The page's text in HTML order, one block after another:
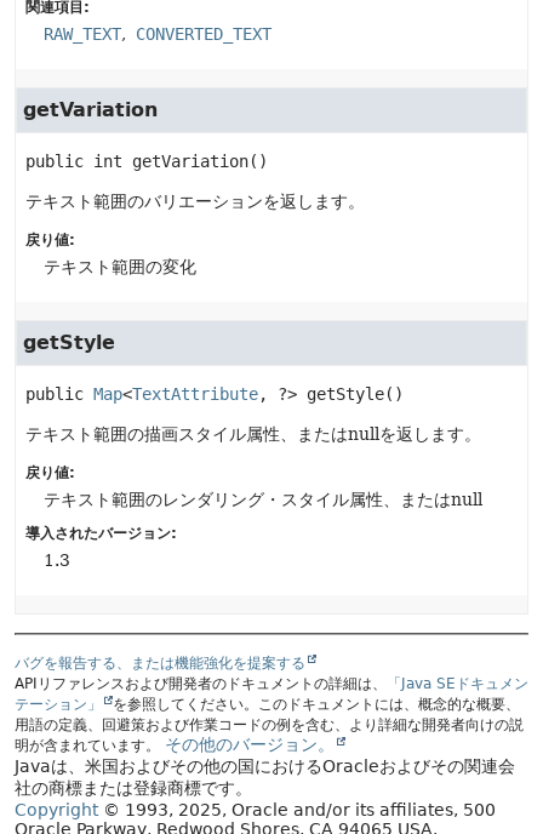
関連項目:
RAW_TEXT CONVERTED_TEXT
getVariation
public int getVariation()
テキスト範囲のバリエーションを返します。
戻り値:
テキスト範囲の変化
getStyle
public Map<TextAttribute, ?> getStyle()
テキスト範囲の描画スタイル属性、またはnullを返します。
戻り値:
テキスト範囲のレンダリング・スタイル属性、またはnull
導入されたバージョン:
1.3
バグを報告する、または機能強化を提案する
APIリファレンスおよび開発者のドキュメントの詳細は、
「Java SEドキュメン
テーション」
を参照してください。このドキュメントには、概念的な概要、
用語の定義、回避策および作業コードの例を含む、より詳細な開発者向けの説
明が含まれています。
その他のバージョン。
Javaは、米国およびその他の国におけるOracleおよびその関連会
社の商標または登録商標です。
Copyright© 1993, 2025, Oracle and/or its affiliates, 500
Oracle Parkway, Redwood Shores, CA 94065 USA.